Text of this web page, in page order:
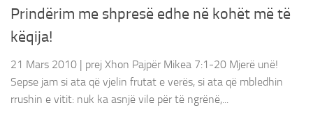
Prindërim me shpresë edhe në kohët më të
këqija!
21 Mars 2010 | prej Xhon Pajpër Mikea 7:1-20 Mjerë unë!
Sepse jam si ata që vjelin frutat e verës, si ata që mbledhin
rrushin e vitit: nuk ka asnjë vile për të ngrënë,...